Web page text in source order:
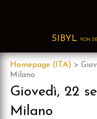
SIBYL VON
Homepage (ITA) >
Milano
Giovedì, 22
Milano